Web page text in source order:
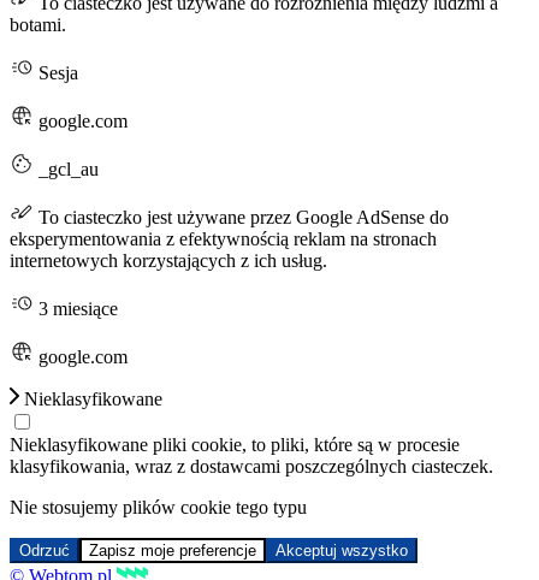
botami.
Sesja
google.com
_gcl_au
To ciasteczko jest używane przez Google AdSense do
eksperymentowania z efektywnością reklam na stronach
internetowych korzystających z ich usług.
3 miesiące
google.com
Nieklasyfikowane
Nieklasyfikowane pliki cookie, to pliki, które są w procesie
klasyfikowania, wraz z dostawcami poszczególnych ciasteczek.
Nie stosujemy plików cookie tego typu
Odrzuć Zapisz moje preferencje Akceptuj wszystko